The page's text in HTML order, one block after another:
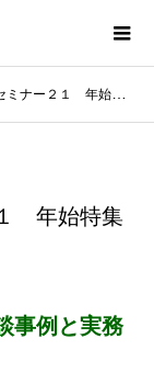
ナー２１ 年始特集
年始特集
事例と実務